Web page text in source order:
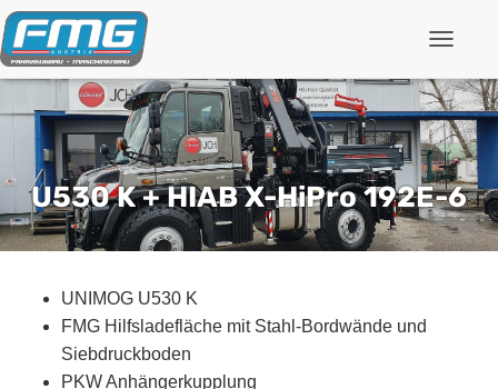
U530 K + HIAB X-HiPro 192E-6
UNIMOG U530 K
FMG Hilfsladefläche mit Stahl-Bordwände und
Siebdruckboden
PKW Anhängerkupplung